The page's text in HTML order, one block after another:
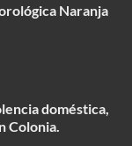
Naranja
doméstica,
Colonia.